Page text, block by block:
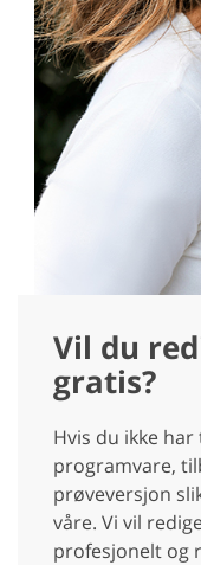
Vil du
gratis?
Hvis du ikke
programvare,
prøveversjon
våre. Vi vil
profesjonelt og